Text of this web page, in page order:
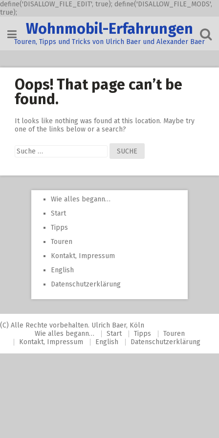
define('DISALLOW_FILE_EDIT', true); define('DISALLOW_FILE_MODS',
true);
content
Wohnmobil-Erfahrungen
Touren, Tipps und Tricks von Ulrich Baer und Alexander Baer
Oops! That page can’t be
found.
It looks like nothing was found at this location. Maybe try
one of the links below or a search?
Suche
nach:
Wie alles begann…
Start
Tipps
Touren
Kontakt, Impressum
English
Datenschutzerklärung
(C) Alle Rechte vorbehalten. Ulrich Baer, Köln
Wie alles begann…
Start Tipps
Touren
Kontakt, Impressum
English Datenschutzerklärung